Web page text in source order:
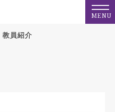
MENU
教員紹介